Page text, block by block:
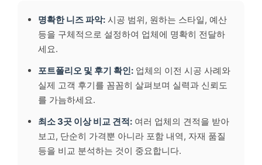
명확한 니즈 파악: 시공 범위, 원하는 스타일, 예산
등을 구체적으로 설정하여 업체에 명확히 전달하
세요.
포트폴리오 및 후기 확인: 업체의 이전 시공 사례와
실제 고객 후기를 꼼꼼히 살펴보며 실력과 신뢰도
를 가늠하세요.
최소 3곳 이상 비교 견적: 여러 업체의 견적을 받아
보고, 단순히 가격뿐 아니라 포함 내역, 자재 품질
등을 비교 분석하는 것이 중요합니다.